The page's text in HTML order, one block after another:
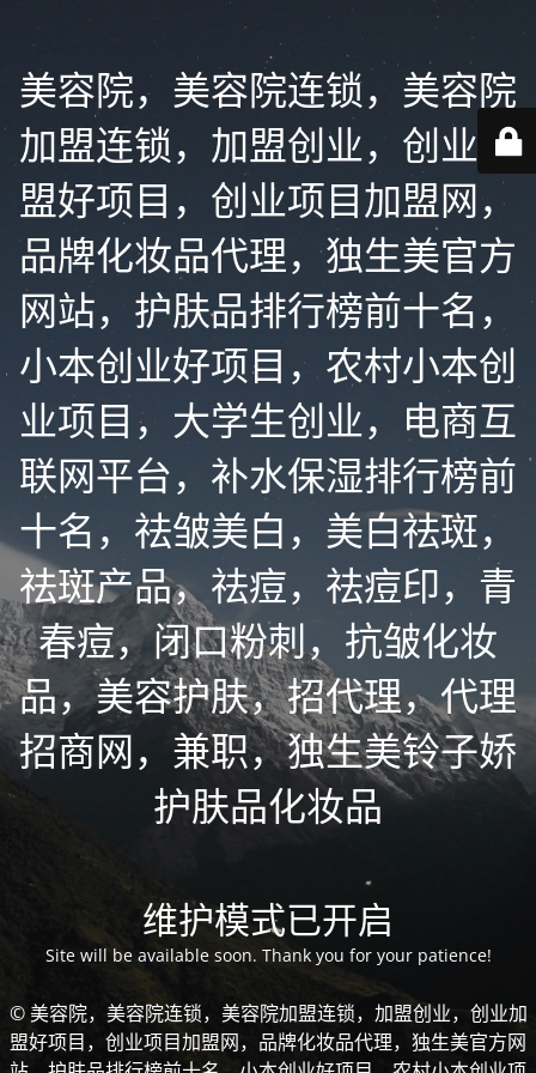
美容院，美容院连锁，美容院
加盟连锁，加盟创业，创业加
盟好项目，创业项目加盟网，
品牌化妆品代理，独生美官方
网站，护肤品排行榜前十名，
小本创业好项目，农村小本创
业项目，大学生创业，电商互
联网平台，补水保湿排行榜前
十名，祛皱美白，美白祛斑，
祛斑产品，祛痘，祛痘印，青
春痘，闭口粉刺，抗皱化妆
品，美容护肤，招代理，代理
招商网，兼职，独生美铃子娇
护肤品化妆品
维护模式已开启
Site will be available soon. Thank you for your patience!
© 美容院，美容院连锁，美容院加盟连锁，加盟创业，创业加
盟好项目，创业项目加盟网，品牌化妆品代理，独生美官方网